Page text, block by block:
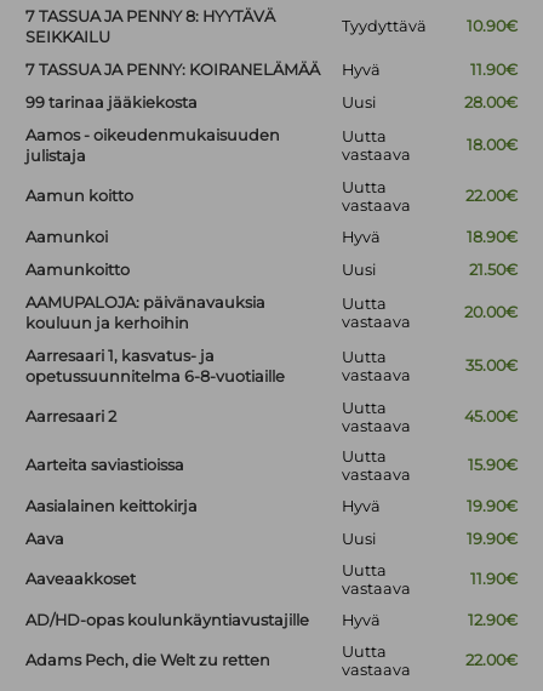
7 TASSUA JA PENNY 8: HYYTÄVÄ
SEIKKAILU
Tyydyttävä 10.90€
7 TASSUA JA PENNY: KOIRANELÄMÄÄ Hyvä
11.90€
99 tarinaa jääkiekosta
Uusi
28.00€
Aamos - oikeudenmukaisuuden
julistaja
Uutta
vastaava
18.00€
Aamun koitto
Uutta
vastaava
22.00€
Aamunkoi Hyvä
18.90€
Aamunkoitto
Uusi
21.50€
AAMUPALOJA: päivänavauksia
kouluun ja kerhoihin
Uutta
vastaava
20.00€
Aarresaari 1, kasvatus- ja
opetussuunnitelma 6-8-vuotiaille
Uutta
vastaava
35.00€
Aarresaari 2
Uutta
vastaava
45.00€
Aarteita saviastioissa
Uutta
vastaava
15.90€
Aasialainen keittokirja Hyvä
19.90€
Aava
Uusi 19.90€
Aaveaakkoset
Uutta
vastaava
11.90€
AD/HD-opas koulunkäyntiavustajille Hyvä 12.90€
Adams Pech, die Welt zu retten
Uutta
vastaava
22.00€